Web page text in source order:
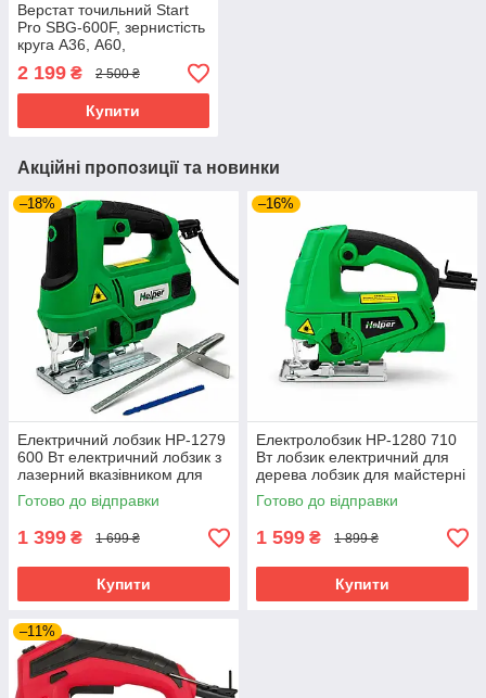
Верстат точильний Start
Pro SBG-600F, зернистість
круга А36, А60,
2950 об/хв, 600 Вт
2 199 ₴ 2 500 ₴
Купити
Акційні пропозиції та новинки
–18%
Електричний лобзик HP-1279
600 Вт електричний лобзик з
лазерний вказівником для
пропилу дерева
Готово до відправки
1 399 ₴ 1 699 ₴
Купити
–16%
Електролобзик HP-1280 710
Вт лобзик електричний для
дерева лобзик для майстерні
лобзик мережевий
Готово до відправки
1 599 ₴ 1 899 ₴
Купити
–11%